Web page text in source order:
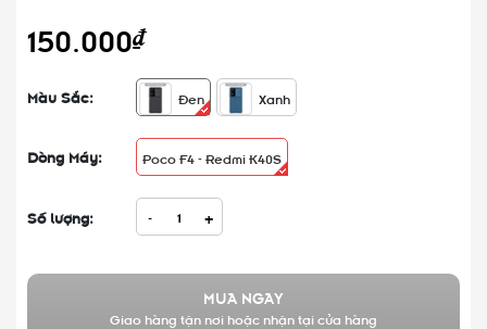
150.000₫
Màu Sắc: Đen Xanh
Dòng Máy: Poco F4 - Redmi K40S
Số lượng: - +
MUA NGAY
Giao hàng tận nơi hoặc nhận tại cửa hàng